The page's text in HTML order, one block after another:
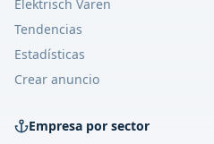
Elektrisch Varen
Tendencias
Estadísticas
Crear anuncio
Empresa por sector